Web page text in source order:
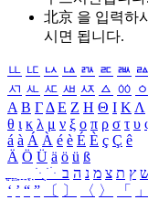
北京 을 입력하
시면 됩니다.
ㅥ ㅦ ㅧ ㅨ ㅩ ㅪ ㅫ ㅬ
ㅺ ㅻ ㅼ ㅽ ㅾ ㅿ ㆀ ㆁ
Α Β ΓΔ Ε Ζ Η Θ Ι ΚΛ
θ ι κ λ μ ν ξ ο π ρ σ τ υ
á à Á À é è É È ç Ç ê
Ä Ö Ü ä ö ü ß
ִֶֹ ֻּ ׁׂ ץ ת צ מ נ ה ב
‘ ’ “ ” 〔 〕 〈 〉 「 」